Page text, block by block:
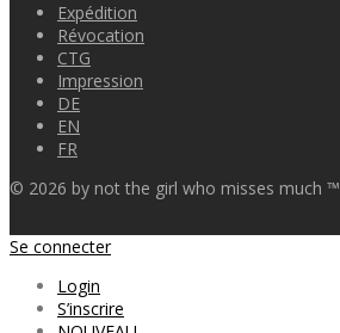
Expédition
Révocation
CTG
Impression
DE
EN
FR
© 2026 by not the girl who misses much ™
Se connecter
Login
S’inscrire